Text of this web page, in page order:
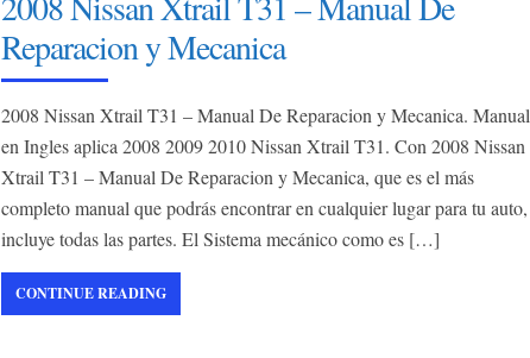
Reparacion y Mecanica
2008 Nissan Xtrail T31 – Manual De Reparacion y Mecanica. Manual
en Ingles aplica 2008 2009 2010 Nissan Xtrail T31. Con 2008 Nissan
Xtrail T31 – Manual De Reparacion y Mecanica, que es el más
completo manual que podrás encontrar en cualquier lugar para tu auto,
incluye todas las partes. El Sistema mecánico como es […]
CONTINUE READING